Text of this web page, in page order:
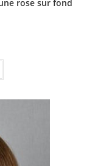
rose sur fond